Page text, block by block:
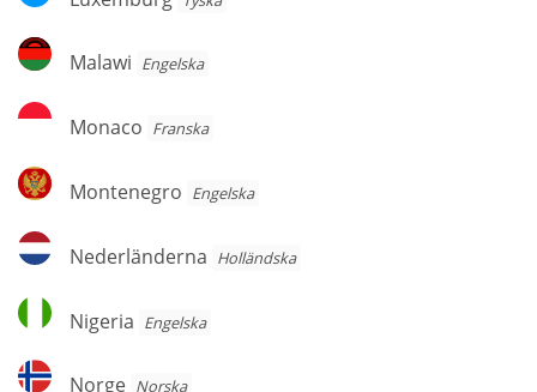
Malawi
Malawi Engelska
Monaco
Monaco Franska
Montenegro
Montenegro Engelska
Nederländerna
Nederländerna Holländska
Nigeria
Nigeria Engelska
Norge
Norge Norska